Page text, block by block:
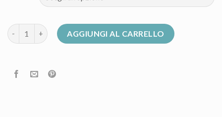
giubbotto uomo estivo quantitàAGGIUNGI AL CARRELLO